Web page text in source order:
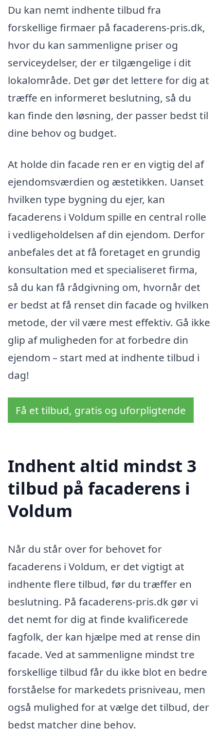
Du kan nemt indhente tilbud fra
forskellige firmaer på facaderens-pris.dk,
hvor du kan sammenligne priser og
serviceydelser, der er tilgængelige i dit
lokalområde. Det gør det lettere for dig at
træffe en informeret beslutning, så du
kan finde den løsning, der passer bedst til
dine behov og budget.
At holde din facade ren er en vigtig del af
ejendomsværdien og æstetikken. Uanset
hvilken type bygning du ejer, kan
facaderens i Voldum spille en central rolle
i vedligeholdelsen af din ejendom. Derfor
anbefales det at få foretaget en grundig
konsultation med et specialiseret firma,
så du kan få rådgivning om, hvornår det
er bedst at få renset din facade og hvilken
metode, der vil være mest effektiv. Gå ikke
glip af muligheden for at forbedre din
ejendom – start med at indhente tilbud i
dag!
Få et tilbud, gratis og uforpligtende
Indhent altid mindst 3
tilbud på facaderens i
Voldum
Når du står over for behovet for
facaderens i Voldum, er det vigtigt at
indhente flere tilbud, før du træffer en
beslutning. På facaderens-pris.dk gør vi
det nemt for dig at finde kvalificerede
fagfolk, der kan hjælpe med at rense din
facade. Ved at sammenligne mindst tre
forskellige tilbud får du ikke blot en bedre
forståelse for markedets prisniveau, men
også mulighed for at vælge det tilbud, der
bedst matcher dine behov.